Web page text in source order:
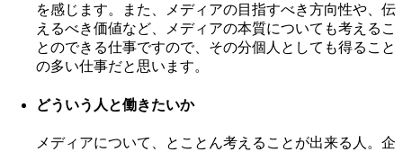
を感じます。また、メディアの目指すべき方向性や、伝
えるべき価値など、メディアの本質についても考えるこ
とのできる仕事ですので、その分個人としても得ること
の多い仕事だと思います。
どういう人と働きたいか
メディアについて、とことん考えることが出来る人。企